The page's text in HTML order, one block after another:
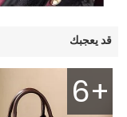
قد يعجبك
6+